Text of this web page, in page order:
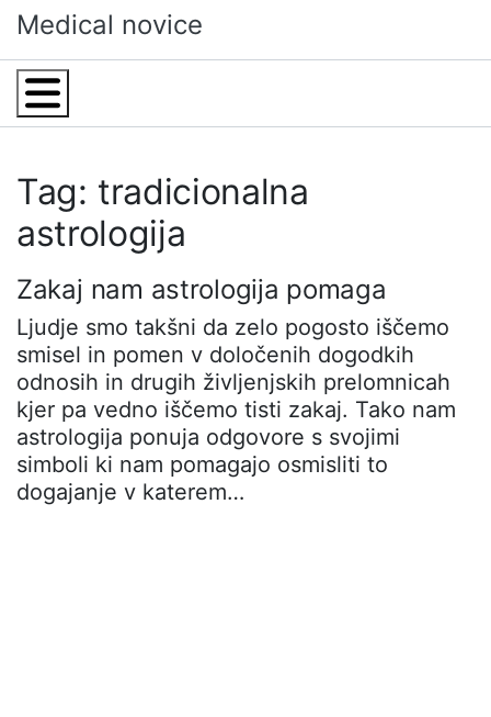
Skip
to
content
Medical novice
Menu
Tag: tradicionalna
astrologija
Zakaj nam astrologija pomaga
Ljudje smo takšni da zelo pogosto iščemo
smisel in pomen v določenih dogodkih
odnosih in drugih življenjskih prelomnicah
kjer pa vedno iščemo tisti zakaj. Tako nam
astrologija ponuja odgovore s svojimi
simboli ki nam pomagajo osmisliti to
dogajanje v katerem…